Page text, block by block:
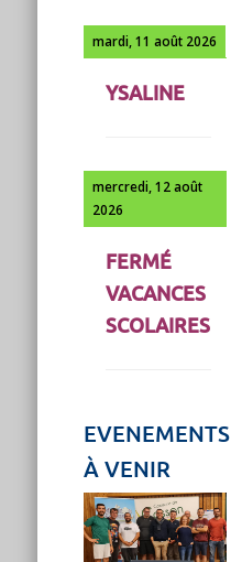
mardi, 11 août 2026
YSALINE
mercredi, 12 août
2026
FERMÉ
VACANCES
SCOLAIRES
EVENEMENTS
À VENIR